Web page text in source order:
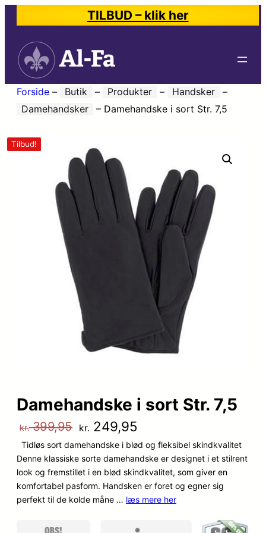
TILBUD – klik her
Forside – Butik – Produkter – Handsker
–
Damehandsker
– Damehandske i sort Str. 7,5
Tilbud!
Damehandske i sort Str. 7,5
kr.399,95 D
e
n
o
kr. 249,95
e
n
a
Tidløs sort damehandske i blød og fleksibel skindkvalitet
Denne klassiske sorte damehandske er designet i et stilrent
look og fremstillet i en blød skindkvalitet, som giver en
komfortabel pasform. Handsken er foret og egner sig
perfekt til de kolde måne … læs mere her